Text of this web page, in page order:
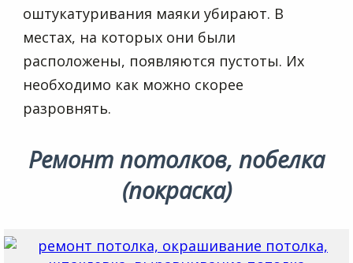
оштукатуривания маяки убирают. В
местах, на которых они были
расположены, появляются пустоты. Их
необходимо как можно скорее
разровнять.
Ремонт потолков, побелка
(покраска)